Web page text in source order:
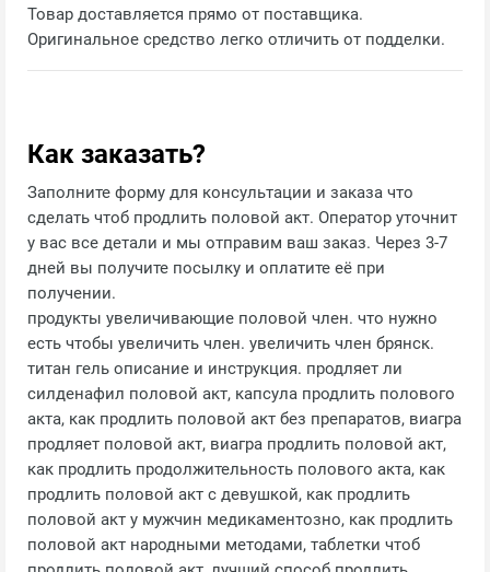
Товар доставляется прямо от поставщика.
Оригинальное средство легко отличить от подделки.
Как заказать?
Заполните форму для консультации и заказа что
сделать чтоб продлить половой акт. Оператор уточнит
у вас все детали и мы отправим ваш заказ. Через 3-7
дней вы получите посылку и оплатите её при
получении.
продукты увеличивающие половой член. что нужно
есть чтобы увеличить член. увеличить член брянск.
титан гель описание и инструкция. продляет ли
силденафил половой акт, капсула продлить полового
акта, как продлить половой акт без препаратов, виагра
продляет половой акт, виагра продлить половой акт,
как продлить продолжительность полового акта, как
продлить половой акт с девушкой, как продлить
половой акт у мужчин медикаментозно, как продлить
половой акт народными методами, таблетки чтоб